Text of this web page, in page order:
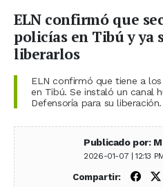
ELN confirmó que
policías en Tibú y ya
liberarlos
ELN confirmó que tiene a
en Tibú. Se instaló un canal
Defensoría para su liberación.
Publicado por:
2026-01-07 | 12:13
Compartir: